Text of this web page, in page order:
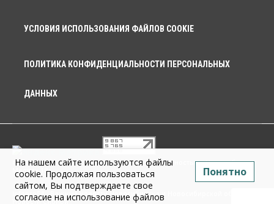
УСЛОВИЯ ИСПОЛЬЗОВАНИЯ ФАЙЛОВ COOKIE
ПОЛИТИКА КОНФИДЕНЦИАЛЬНОСТИ ПЕРСОНАЛЬНЫХ
ДАННЫХ
© 2026 г. Общество с ограниченной ответственностью «Новосибирск
Медиа» 18+
Infopro54 - Важные новости Новосибирска и Новосибирской области.
Новости Сибири
На нашем сайте используются файлы
cookie. Продолжая пользоваться
сайтом, Вы подтверждаете свое
согласие на использование файлов
Понятно